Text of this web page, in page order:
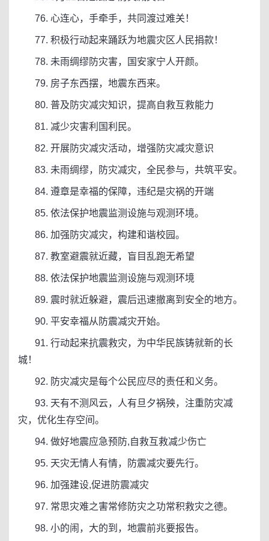
76. 心连心，手牵手，共同渡过难关！
77. 积极行动起来踊跃为地震灾区人民捐款！
78. 未雨绸缪防灾害，国安家宁人开颜。
79. 房子东西摆，地震东西来。
80. 普及防灾减灾知识，提高自救互救能力
81. 减少灾害利国利民。
82. 开展防灾减灾活动，增强防灾减灾意识
83. 未雨绸缪，防灾减灾，全民参与，共筑平安。
84. 遵章是幸福的保障，违纪是灾祸的开端
85. 依法保护地震监测设施与观测环境。
86. 加强防灾减灾，构建和谐校园。
87. 教室避震就近藏，盲目乱跑无希望
88. 依法保护地震监测设施与观测环境
89. 震时就近躲避，震后迅速撤离到安全的地方。
90. 平安幸福从防震减灾开始。
91. 行动起来抗震救灾，为中华民族铸就新的长
城！
92. 防灾减灾是每个公民应尽的责任和义务。
93. 天有不测风云，人有旦夕祸殃，注重防灾减
灾，优化生存空间。
94. 做好地震应急预防,自救互救减少伤亡
95. 天灾无情人有情，防震减灾要先行。
96. 加强建设,促进防震减灾
97. 常思灾难之害常修防灾之功常积救灾之德。
98. 小的闹，大的到，地震前兆要报告。